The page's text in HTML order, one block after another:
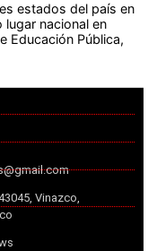
estados del país en
nacional en
Educación Pública,
Vinazco,